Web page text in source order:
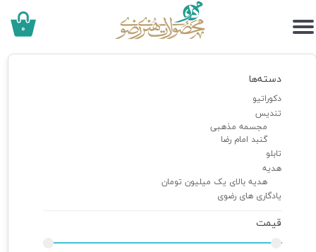
۰
دسته‌ها
دکوراتیو
تندیس
مجسمه مذهبی
گنبد امام رضا
تابلو
هدیه
هدیه بالای یک میلیون تومان
یادگاری های رضوی
قیمت